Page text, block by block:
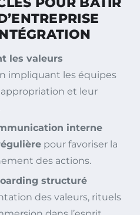
les valeurs
impliquant les équipes
et leur
interne
pour favoriser la
des actions.
structuré
des valeurs, rituels